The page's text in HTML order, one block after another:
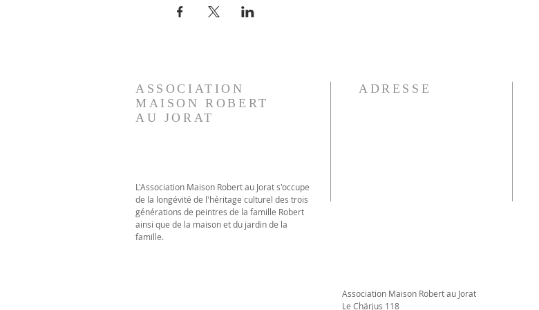
ASSOCIATION
MAISONROBERT
AU JORAT
L'Association Maison Robert au Jorat s'occupe
de la longévité de l'héritage culturel des trois
générations de peintres de la famille Robert
ainsi que de la maison et du jardin de la
famille.
ADRESSE
Association Maison Robert au Jorat
Le Chärjus 118